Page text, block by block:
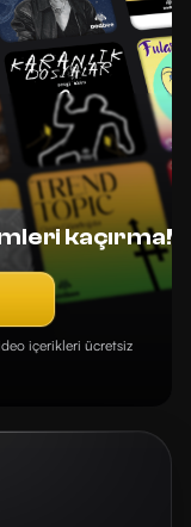
kaçırma!
içerikleri ücretsiz